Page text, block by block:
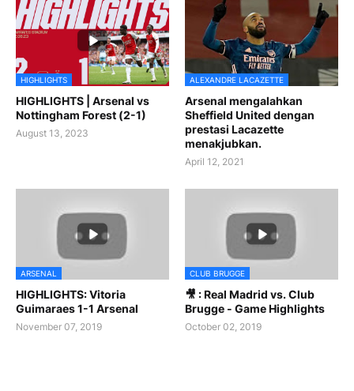
HIGHLIGHTS
HIGHLIGHTS | Arsenal vs
Nottingham Forest (2-1)
August 13, 2023
ALEXANDRE LACAZETTE
Arsenal mengalahkan
Sheffield United dengan
prestasi Lacazette
menakjubkan.
April 12, 2021
ARSENAL
HIGHLIGHTS: Vitoria
Guimaraes 1-1 Arsenal
November 07, 2019
CLUB BRUGGE
🎥 : Real Madrid vs. Club
Brugge - Game Highlights
October 02, 2019